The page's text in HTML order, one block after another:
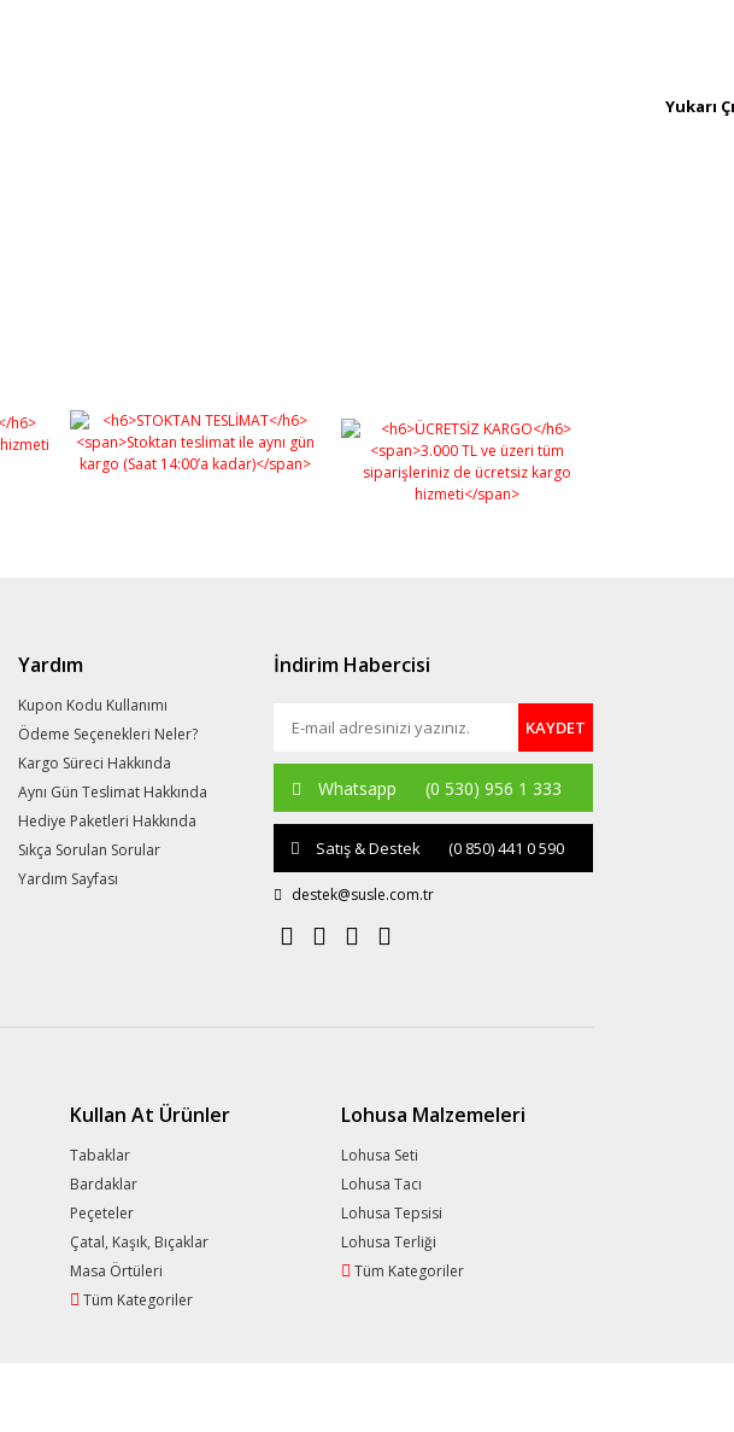
Yardım
Kupon Kodu Kullanımı
Ödeme Seçenekleri Neler?
Kargo Süreci Hakkında
Aynı Gün Teslimat Hakkında
Hediye Paketleri Hakkında
Sıkça Sorulan Sorular
Yardım Sayfası
İndirim Habercisi
KAYDET
Whatsapp (0 530) 956 1 333
Satış & Destek (0 850) 441 0 590
destek@susle.com.tr
Kullan At Ürünler
Tabaklar
Bardaklar
Peçeteler
Çatal, Kaşık, Bıçaklar
Masa Örtüleri
Tüm Kategoriler
Lohusa Malzemeleri
Lohusa Seti
Lohusa Tacı
Lohusa Tepsisi
Lohusa Terliği
Tüm Kategoriler
Yukarı